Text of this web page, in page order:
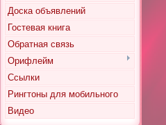
Доска объявлений
Гостевая книга
Обратная связь
Орифлейм
Ссылки
Рингтоны для мобильного
Видео